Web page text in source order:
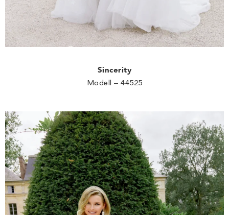
Sincerity
Modell – 44525